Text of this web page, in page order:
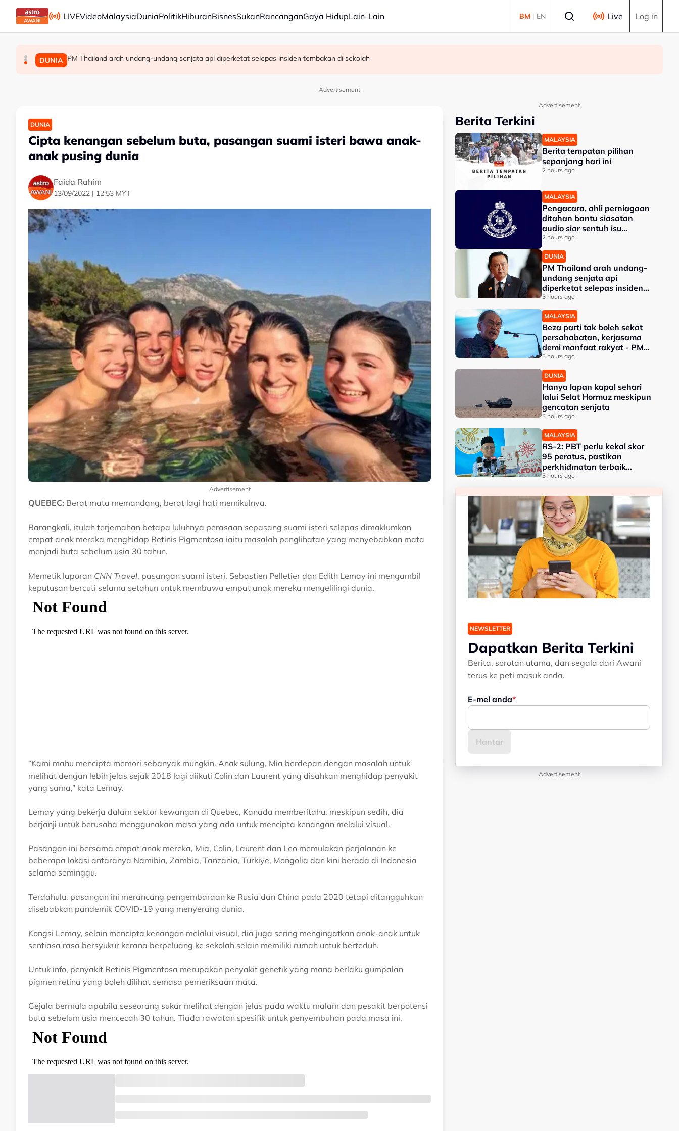
Skip to main content
LIVEVideoMalaysiaDuniaPolitikHiburanBisnesSukanRancanganGaya HidupLain-Lain BM | EN Live Log in
MALAYSIA Berita tempatan pilihan sepanjang hari ini
MALAYSIA Pengacara, ahli perniagaan ditahan bantu siasatan audio siar sentuh isu sensitiviti agama
DUNIA PM Thailand arah undang-undang senjata api diperketat selepas insiden tembakan di sekolah
Advertisement
DUNIA
Cipta kenangan sebelum buta, pasangan suami isteri bawa anak-
anak pusing dunia
Faida Rahim
13/09/2022 | 12:53 MYT
Advertisement
QUEBEC: Berat mata memandang, berat lagi hati memikulnya.
Barangkali, itulah terjemahan betapa luluhnya perasaan sepasang suami isteri selepas dimaklumkan
empat anak mereka menghidap Retinis Pigmentosa iaitu masalah penglihatan yang menyebabkan mata
menjadi buta sebelum usia 30 tahun.
Memetik laporan CNN Travel, pasangan suami isteri, Sebastien Pelletier dan Edith Lemay ini mengambil
keputusan bercuti selama setahun untuk membawa empat anak mereka mengelilingi dunia.
“Kami mahu mencipta memori sebanyak mungkin. Anak sulung, Mia berdepan dengan masalah untuk
melihat dengan lebih jelas sejak 2018 lagi diikuti Colin dan Laurent yang disahkan menghidap penyakit
yang sama,” kata Lemay.
Lemay yang bekerja dalam sektor kewangan di Quebec, Kanada memberitahu, meskipun sedih, dia
berjanji untuk berusaha menggunakan masa yang ada untuk mencipta kenangan melalui visual.
Pasangan ini bersama empat anak mereka, Mia, Colin, Laurent dan Leo memulakan perjalanan ke
beberapa lokasi antaranya Namibia, Zambia, Tanzania, Turkiye, Mongolia dan kini berada di Indonesia
selama seminggu.
Terdahulu, pasangan ini merancang pengembaraan ke Rusia dan China pada 2020 tetapi ditangguhkan
disebabkan pandemik COVID-19 yang menyerang dunia.
Kongsi Lemay, selain mencipta kenangan melalui visual, dia juga sering mengingatkan anak-anak untuk
sentiasa rasa bersyukur kerana berpeluang ke sekolah selain memiliki rumah untuk berteduh.
Untuk info, penyakit Retinis Pigmentosa merupakan penyakit genetik yang mana berlaku gumpalan
pigmen retina yang boleh dilihat semasa pemeriksaan mata.
Gejala bermula apabila seseorang sukar melihat dengan jelas pada waktu malam dan pesakit berpotensi
buta sebelum usia mencecah 30 tahun. Tiada rawatan spesifik untuk penyembuhan pada masa ini.
Advertisement
Berita Terkini
MALAYSIA
Berita tempatan pilihan
sepanjang hari ini
2 hours ago
MALAYSIA
Pengacara, ahli perniagaan
ditahan bantu siasatan
audio siar sentuh isu
sensitiviti agama
2 hours ago
DUNIA
PM Thailand arah undang-
undang senjata api
diperketat selepas insiden
tembakan di sekolah
3 hours ago
MALAYSIA
Beza parti tak boleh sekat
persahabatan, kerjasama
demi manfaat rakyat - PM
Anwar
3 hours ago
DUNIA
Hanya lapan kapal sehari
lalui Selat Hormuz meskipun
gencatan senjata
3 hours ago
MALAYSIA
RS-2: PBT perlu kekal skor
95 peratus, pastikan
perkhidmatan terbaik
kepada rakyat - Amirudin
3 hours ago
NEWSLETTER
Dapatkan Berita Terkini
Berita, sorotan utama, dan segala dari Awani
terus ke peti masuk anda.
E-mel anda
Advertisement